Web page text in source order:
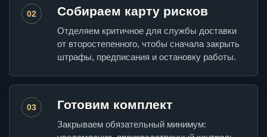
02 Собираем карту рисков
Отделяем критичное для службы доставки
от второстепенного, чтобы сначала закрыть
штрафы, предписания и остановку работы.
03 Готовим комплект
Закрываем обязательный минимум: